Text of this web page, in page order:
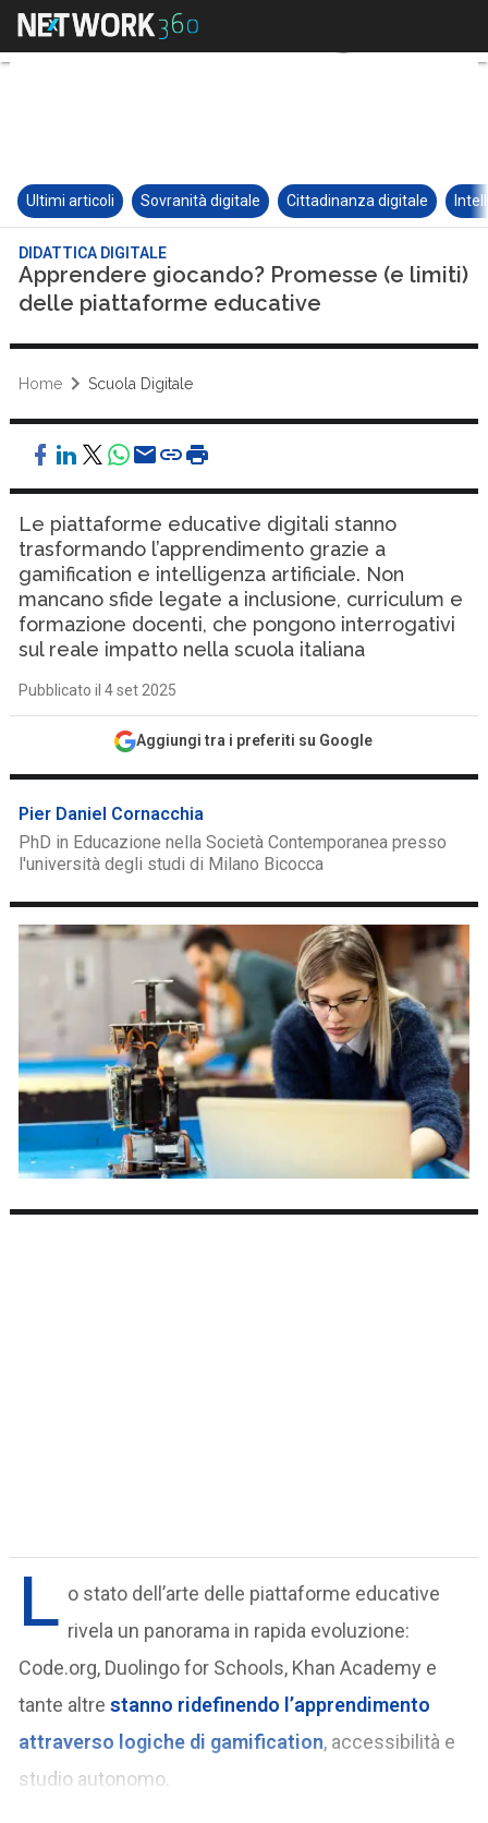
Ultimi articoli Sovranità digitale Cittadinanza digitale
DIDATTICA DIGITALE
Apprendere giocando? Promesse (e limiti)
delle piattaforme educative
Home Scuola Digitale
Le piattaforme educative digitali stanno
trasformando l’apprendimento grazie a
gamification e intelligenza artificiale. Non
mancano sfide legate a inclusione, curriculum e
formazione docenti, che pongono interrogativi
sul reale impatto nella scuola italiana
Pubblicato il 4 set 2025
Aggiungi tra i preferiti su Google
Pier Daniel Cornacchia
PhD in Educazione nella Società Contemporanea presso
l'università degli studi di Milano Bicocca
L o stato dell’arte delle piattaforme educative
rivela un panorama in rapida evoluzione:
Code.org, Duolingo for Schools, Khan Academy e
tante altrestanno ridefinendo l’apprendimento
attraverso logiche di gamification, accessibilità e
studio autonomo.